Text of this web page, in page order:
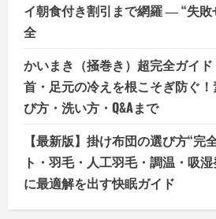
イ朝食付き割引まで網羅 ― “失敗
全
かいまき（掻巻き）超完全ガイド
首・足元の冷えを根こそぎ防ぐ
び方・洗い方・Q&Aまで
【最新版】掛け布団の選び方“完
ト・羽毛・人工羽毛・調温・吸
に最適解を出す快眠ガイド